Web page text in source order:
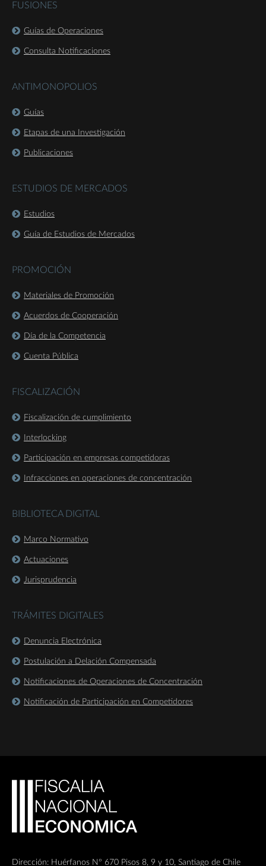
FUSIONES
Guías de Operaciones
Consulta Notificaciones
ANTIMONOPOLIOS
Guías
Etapas de una Investigación
Publicaciones
ESTUDIOS DE MERCADOS
Estudios
Guía de Estudios de Mercados
PROMOCIÓN
Materiales de Promoción
Acuerdos de Cooperación
Día de la Competencia
Cuenta Pública
FISCALIZACIÓN
Fiscalización de cumplimiento
Interlocking
Participación en empresas competidoras
Infracciones en operaciones de concentración
BIBLIOTECA DIGITAL
Marco Normativo
Actuaciones
Jurisprudencia
TRÁMITES DIGITALES
Denuncia Electrónica
Postulación a Delación Compensada
Notificaciones de Operaciones de Concentración
Notificación de Participación en Competidores
Dirección: Huérfanos Nº 670 Pisos 8, 9 y 10, Santiago de Chile